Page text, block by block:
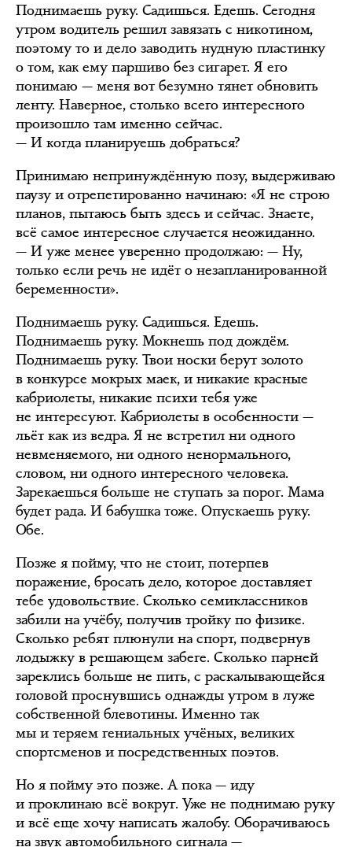
Поднимаешь руку. Садишься. Едешь. Сегодня
утром водитель решил завязать с никотином,
поэтому то и дело заводить нудную пластинку
о том, как ему паршиво без сигарет. Я его
понимаю — меня вот безумно тянет обновить
ленту. Наверное, столько всего интересного
произошло там именно сейчас.
— И когда планируешь добраться?
Принимаю непринуждённую позу, выдерживаю
паузу и отрепетированно начинаю: «Я не строю
планов, пытаюсь быть здесь и сейчас. Знаете,
всё самое интересное случается неожиданно.
— И уже менее уверенно продолжаю: — Ну,
только если речь не идёт о незапланированной
беременности».
Поднимаешь руку. Садишься. Едешь.
Поднимаешь руку. Мокнешь под дождём.
Поднимаешь руку. Твои носки берут золото
в конкурсе мокрых маек, и никакие красные
кабриолеты, никакие психи тебя уже
не интересуют. Кабриолеты в особенности —
льёт как из ведра. Я не встретил ни одного
невменяемого, ни одного ненормального,
словом, ни одного интересного человека.
Зарекаешься больше не ступать за порог. Мама
будет рада. И бабушка тоже. Опускаешь руку.
Обе.
Позже я пойму, что не стоит, потерпев
поражение, бросать дело, которое доставляет
тебе удовольствие. Сколько семиклассников
забили на учёбу, получив тройку по физике.
Сколько ребят плюнули на спорт, подвернув
лодыжку в решающем забеге. Сколько парней
зареклись больше не пить, с раскалывающейся
головой проснувшись однажды утром в луже
собственной блевотины. Именно так
мы и теряем гениальных учёных, великих
спортсменов и посредственных поэтов.
Но я пойму это позже. А пока — иду
и проклинаю всё вокруг. Уже не поднимаю руку
и всё еще хочу написать жалобу. Оборачиваюсь
на звук автомобильного сигнала —